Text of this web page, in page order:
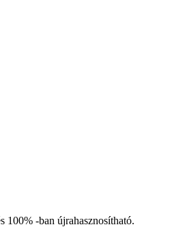
100% -ban újrahasznosítható.